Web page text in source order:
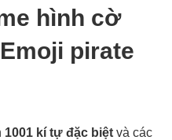
hình cờ
pirate
1001 kí tự đặc biệt và các